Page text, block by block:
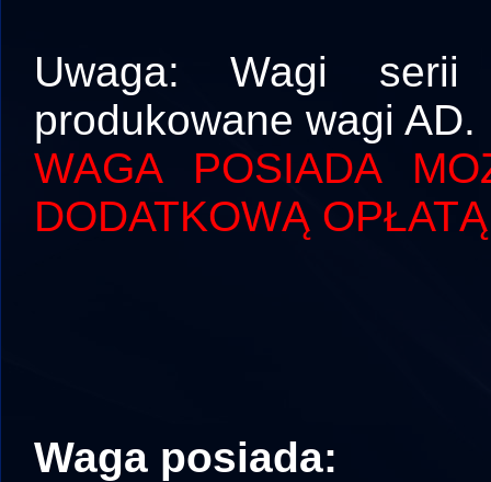
Uwaga: Wagi serii
produkowane wagi AD.
WAGA POSIADA
DODATKOWĄ
Waga posiada: